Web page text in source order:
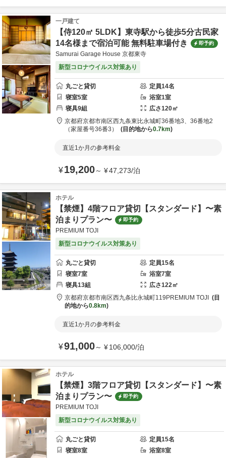
一戸建て
【侍120㎡ 5LDK】東寺駅から徒歩5分古民家
14名様まで宿泊可能 無料駐車場付き
即予約
Samurai Garage House 京都東寺
新型コロナウイルス対策あり
丸ごと貸切 定員14名
寝室5室 浴室1室
寝具9組 広さ120㎡
京都府京都市南区西九条東比永城町36番地3、36番地2
（家屋番号36番3）
目的地から0.7km
直近1か月の参考料金
¥19,200～ ¥47,273/泊
ホテル
【禁煙】4階フロア貸切【スタンダード】〜素
泊まりプラン〜
即予約
PREMIUM TOJI
新型コロナウイルス対策あり
丸ごと貸切 定員15名
寝室7室 浴室7室
寝具13組 広さ122㎡
京都府京都市南区西九条比永城町119 PREMIUM TOJI
目
的地から0.8km
直近1か月の参考料金
¥91,000～ ¥106,000/泊
ホテル
【禁煙】3階フロア貸切【スタンダード】〜素
泊まりプラン〜
即予約
PREMIUM TOJI
新型コロナウイルス対策あり
丸ごと貸切 定員15名
寝室8室 浴室8室